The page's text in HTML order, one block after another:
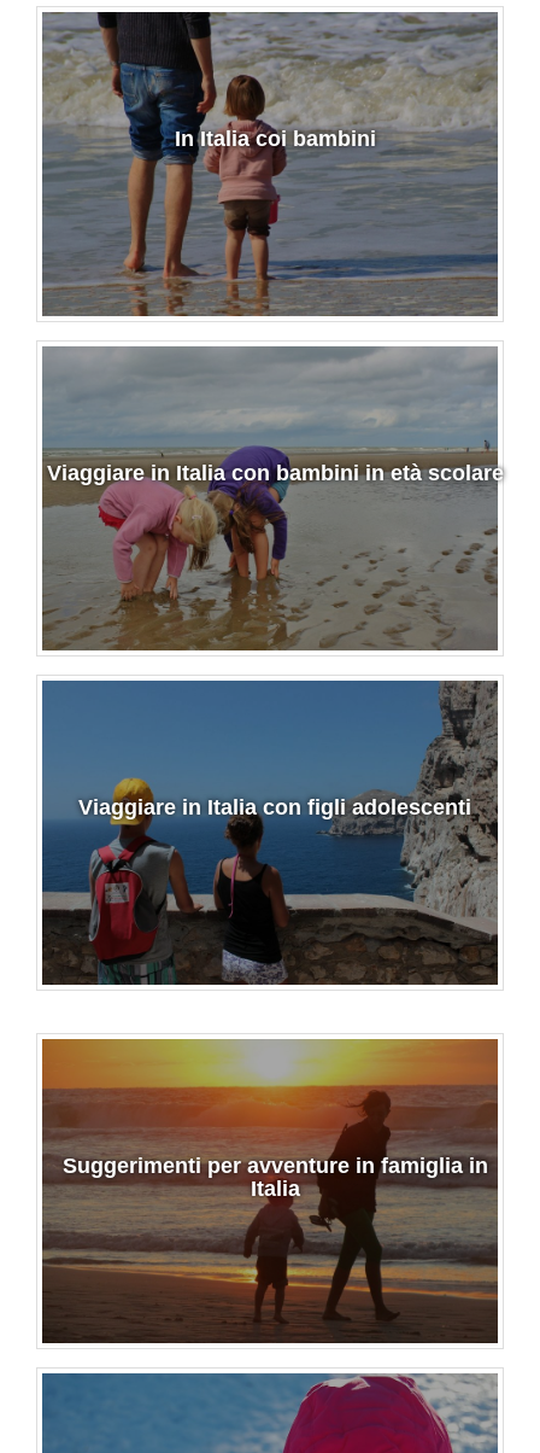
In Italia coi bambini
Viaggiare in Italia con bambini in età scolare
Viaggiare in Italia con figli adolescenti
Suggerimenti per avventure in famiglia in
Italia